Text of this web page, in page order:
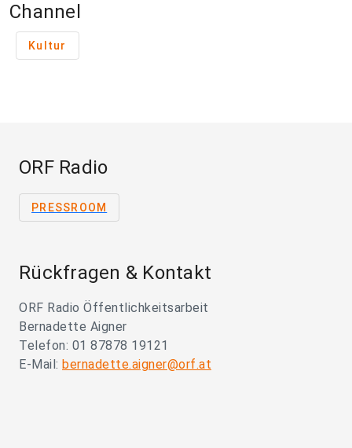
Channel
Kultur
ORF Radio
PRESSROOM
Rückfragen & Kontakt
ORF Radio Öffentlichkeitsarbeit
Bernadette Aigner
Telefon: 01 87878 19121
E-Mail: bernadette.aigner@orf.at